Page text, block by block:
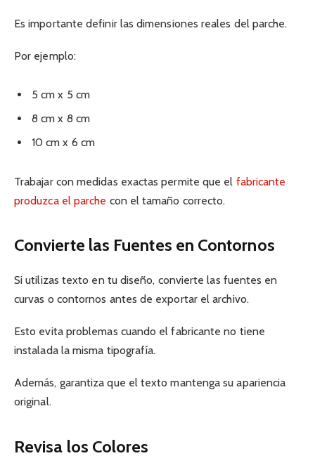
Es importante definir las dimensiones reales del parche.
Por ejemplo:
5 cm x 5 cm
8 cm x 8 cm
10 cm x 6 cm
Trabajar con medidas exactas permite que el fabricante
produzca el parche con el tamaño correcto.
Convierte las Fuentes en Contornos
Si utilizas texto en tu diseño, convierte las fuentes en
curvas o contornos antes de exportar el archivo.
Esto evita problemas cuando el fabricante no tiene
instalada la misma tipografía.
Además, garantiza que el texto mantenga su apariencia
original.
Revisa los Colores